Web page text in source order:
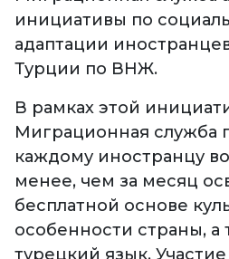
инициативы по
адаптации
Турции по ВНЖ.
В рамках этой
Миграционная служба
каждому иностранцу
менее, чем за месяц
бесплатной основе
особенности страны, а
турецкий язык.